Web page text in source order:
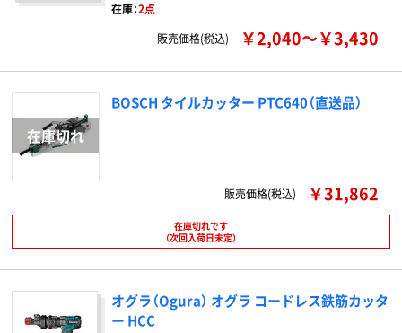
在庫：2点
販売価格(税込)
￥2,040～￥3,430
BOSCH タイルカッター PTC640（直送品）
販売価格(税込) ￥31,862
在庫切れです
（次回入荷日未定）
オグラ（Ogura） オグラ コードレス鉄筋カッタ
ー HCC